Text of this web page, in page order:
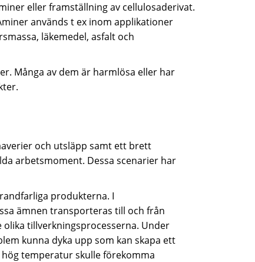
eller framställning av cellulosaderivat.
används t ex inom applikationer
läkemedel, asfalt och
Många av dem är harmlösa eller har
och utsläpp samt ett brett
arbetsmoment. Dessa scenarier har
produkterna. I
ämnen transporteras till och från
tillverkningsprocesserna. Under
kunna dyka upp som kan skapa ett
temperatur skulle förekomma